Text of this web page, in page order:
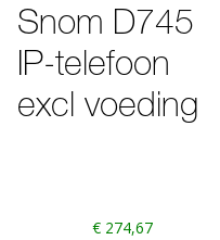
Snom D745
IP-telefoon
excl voeding
€ 274,67